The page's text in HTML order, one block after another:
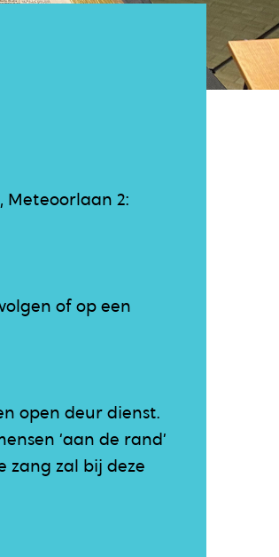
Meteoorlaan 2:
of op een
open deur dienst.
‘aan de rand’
zang zal bij deze